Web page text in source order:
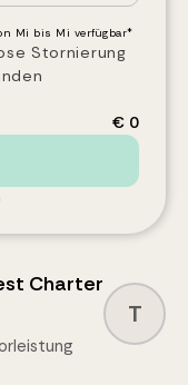
Mi bis Mi verfügbar*
Stornierung
€ 0
Charter
T